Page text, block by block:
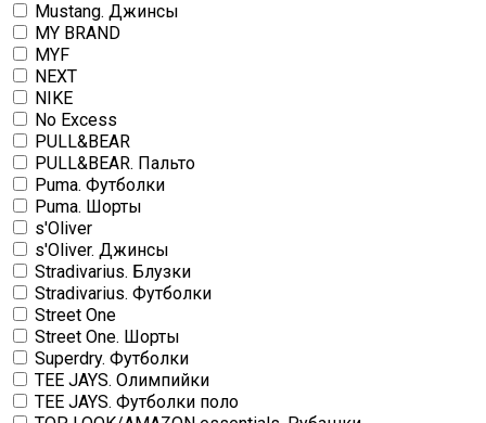
Mustang. Джинсы
MY BRAND
MYF
NEXT
NIKE
No Excess
PULL&BEAR
PULL&BEAR. Пальто
Puma. Футболки
Puma. Шорты
s'Oliver
s'Oliver. Джинсы
Stradivarius. Блузки
Stradivarius. Футболки
Street One
Street One. Шорты
Superdry. Футболки
TEE JAYS. Олимпийки
TEE JAYS. Футболки поло